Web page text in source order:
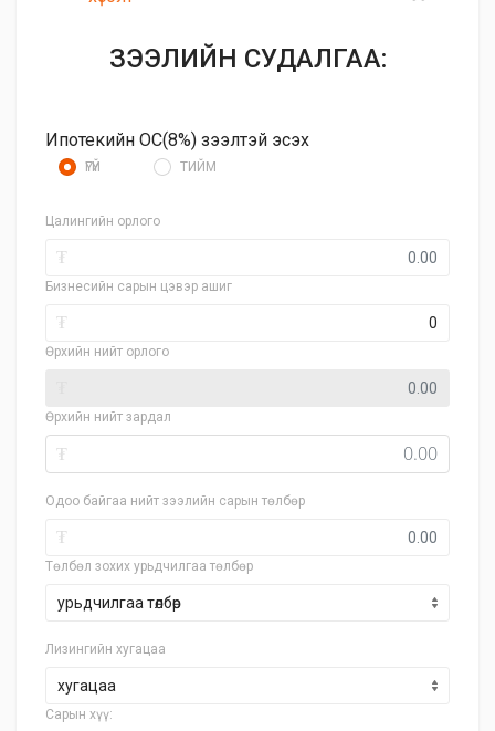
ЗЭЭЛИЙН СУДАЛГАА:
Ипотекийн ОС(8%) зээлтэй эсэх
ҮГҮЙ ТИЙМ
Цалингийн орлого
₮
Бизнесийн сарын цэвэр ашиг
₮
Өрхийн нийт орлого
Өрхийн нийт зардал
₮
Одоо байгаа нийт зээлийн сарын төлбөр
₮
Төлбөл зохих урьдчилгаа төлбөр
Лизингийн хугацаа
хугацаа
Сарын хүү: